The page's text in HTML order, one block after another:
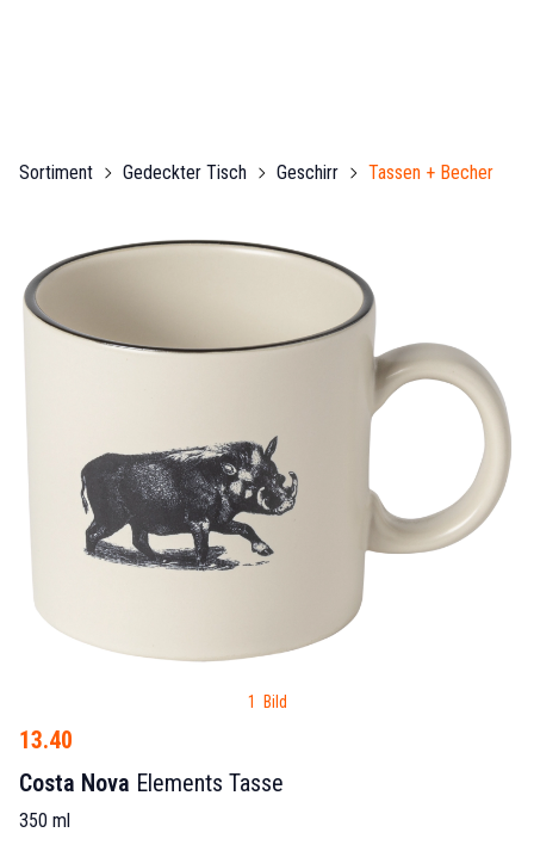
Sortiment Gedeckter Tisch Geschirr Tassen + Becher
1 Bild
13.40
Costa Nova Elements Tasse
350 ml